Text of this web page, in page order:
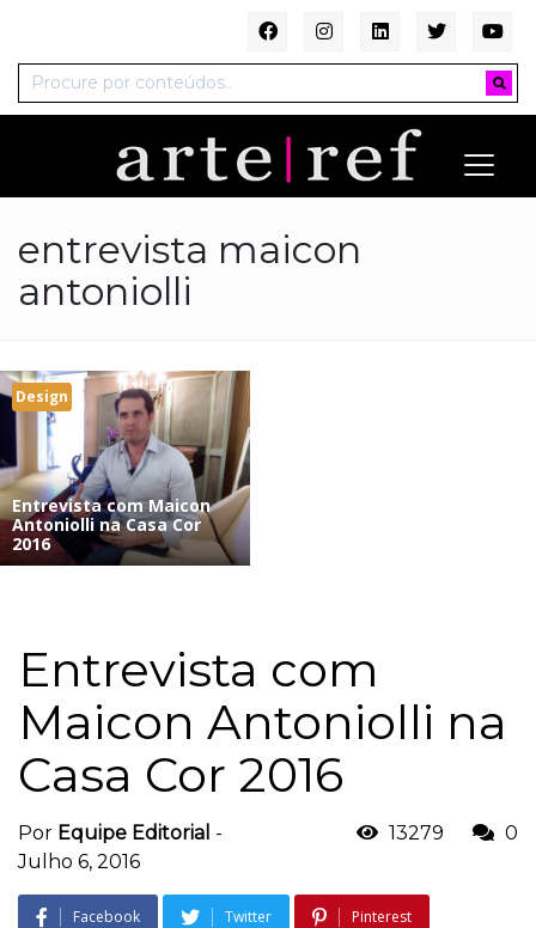
entrevista maicon
antoniolli
Design
Entrevista com Maicon
Antoniolli na Casa Cor
2016
Entrevista com
Maicon Antoniolli na
Casa Cor 2016
Por Equipe Editorial -
Julho 6, 2016
13279 0
Facebook Twitter Pinterest